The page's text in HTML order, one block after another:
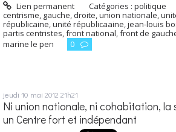
Lien permanent Catégories :politique
centrisme, gauche, droite,union nationale,
républicaine,unité républicaaine,jean-louis
partis centristes,front national,front de
marine le pen
0
jeudi 10 mai 2012 21h21
Ni union nationale, ni cohabitation, la
un Centre fort et indépendant